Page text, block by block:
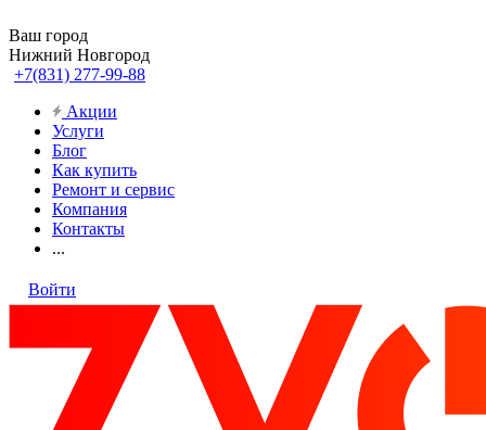
Ваш город
Нижний Новгород
+7(831) 277-99-88
Акции
Услуги
Блог
Как купить
Ремонт и сервис
Компания
Контакты
...
Войти